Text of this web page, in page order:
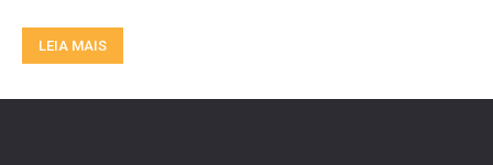
LEIA MAIS